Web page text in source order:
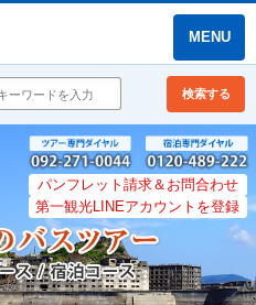
MENU
検索する
パンフレット請求＆お問合わせ
第一観光LINEアカウントを登録